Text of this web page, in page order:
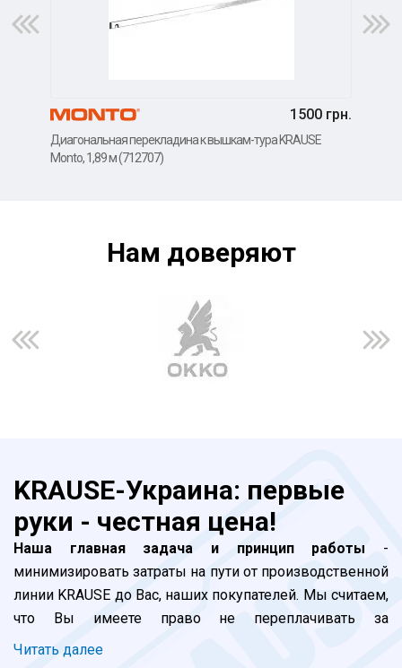
1500 грн.
Диагональная перекладина к вышкам-тура KRAUSE
Monto, 1,89 м (712707)
Нам доверяют
KRAUSE-Украина: первые
руки - честная цена!
Наша главная задача и принцип работы -
минимизировать затраты на пути от производственной
линии KRAUSE до Вас, наших покупателей. Мы считаем,
что Вы имеете право не переплачивать за
прохождение наших лестниц и стремянок по долгой
Читать далее